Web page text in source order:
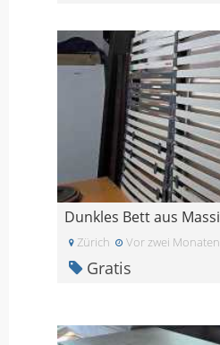
Dunkles Bett aus
Zürich Vor zwei Monaten
Gratis